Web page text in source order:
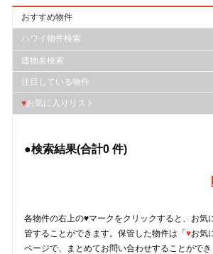
おすすめ物件
ハワイ物件検索
建物名検索
注目している物件
♥お気に入りリスト
●検索結果(合計0 件)
各物件の右上の♥マークをクリックすると、︎お気
管することができます。保管した物件は「♥お気
ページで、まとめてお問い合わせすることができ